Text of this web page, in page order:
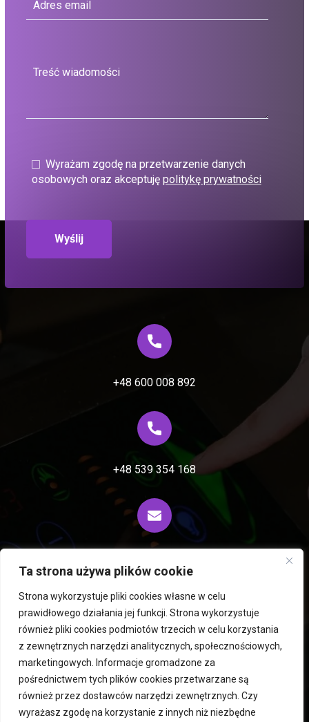
Ta strona używa plików cookie
Strona wykorzystuje pliki cookies własne w celu
prawidłowego działania jej funkcji. Strona wykorzystuje
również pliki cookies podmiotów trzecich w celu korzystania
z zewnętrznych narzędzi analitycznych, społecznościowych,
marketingowych. Informacje gromadzone za
pośrednictwem tych plików cookies przetwarzane są
również przez dostawców narzędzi zewnętrznych. Czy
wyrażasz zgodę na korzystanie z innych niż niezbędne
Wyrażam zgodę na przetwarzenie danych
osobowych oraz akceptuję politykę prywatności
+48 600 008 892
+48 539 354 168
Wirówki i ekstraktory Rousselet Robatel
Mieszalniki PERMIX
Liofilizatory i suszarnie Hegatec
Maszyny używane
Suszarnie fluidalne
Atomizery Usługi
Kontakt
Polityka prywatności